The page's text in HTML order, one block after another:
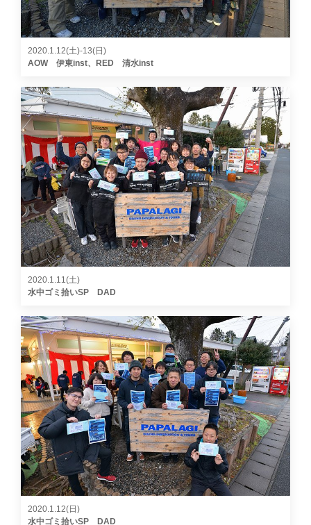
2020.1.12(土)-13(日)
AOW 伊東inst、RED 清水inst
2020.1.11(土)
水中ゴミ拾いSP DAD
2020.1.12(日)
水中ゴミ拾いSP DAD